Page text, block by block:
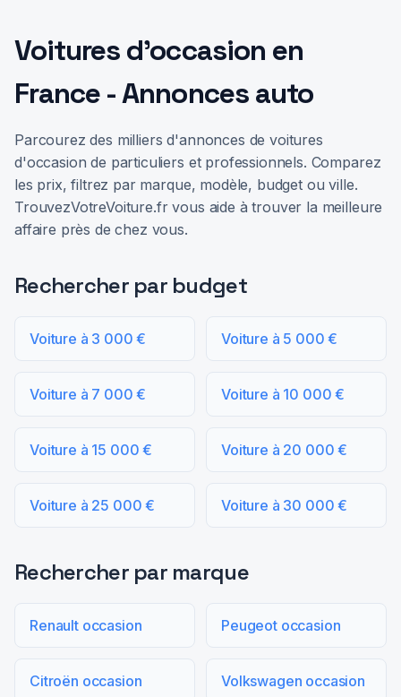
Voitures d'occasion en
France - Annonces auto
Parcourez des milliers d'annonces de voitures
d'occasion de particuliers et professionnels. Comparez
les prix, filtrez par marque, modèle, budget ou ville.
TrouvezVotreVoiture.fr vous aide à trouver la meilleure
affaire près de chez vous.
Rechercher par budget
Voiture à 3 000 € Voiture à 5 000 €
Voiture à 7 000 € Voiture à 10 000 €
Voiture à 15 000 € Voiture à 20 000 €
Voiture à 25 000 € Voiture à 30 000 €
Rechercher par marque
Renault occasion Peugeot occasion
Citroën occasion Volkswagen occasion